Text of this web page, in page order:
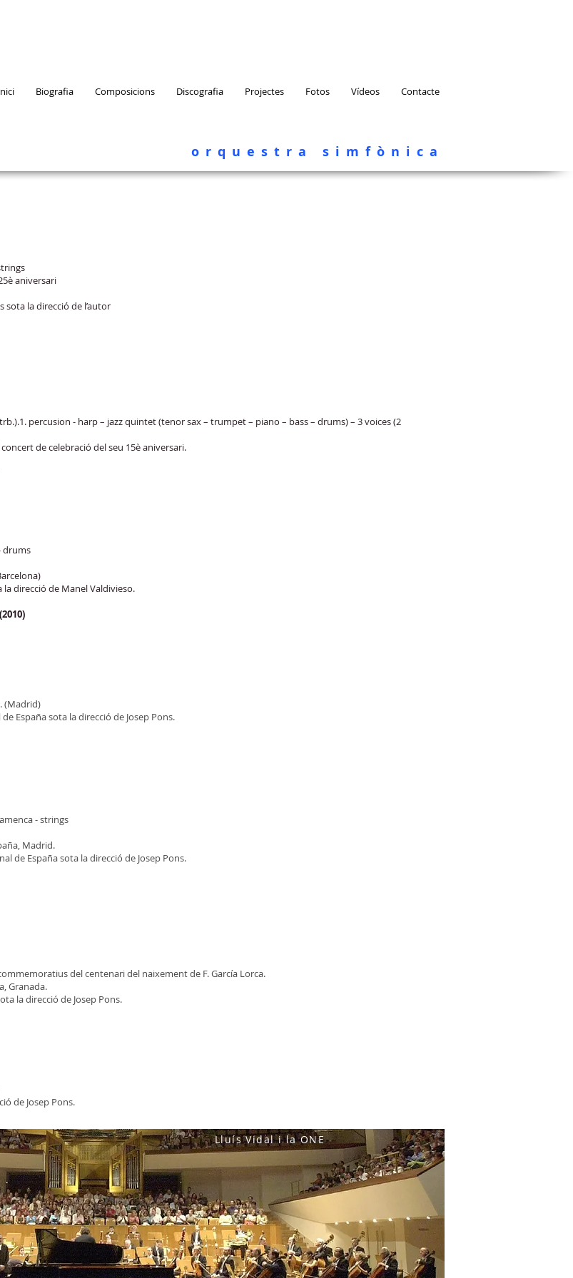
Biografia Composicions Discografia Projectes Fotos Vídeos Contacte
orquestra simfònica
aniversari
sota la direcció de l’autor
percusion - harp – jazz quintet (tenor sax – trumpet – piano – bass – drums) – 3 voices (2
de celebració del seu 15è aniversari.
drums
la direcció de Manel Valdivieso.
(Madrid)
España sota la direcció de Josep Pons.
- strings
Madrid.
de España sota la direcció de Josep Pons.
del centenari del naixement de F. García Lorca.
Granada.
la direcció de Josep Pons.
de Josep Pons.
Lluís Vidal i la ONE